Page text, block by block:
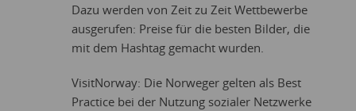
Dazu werden von Zeit zu Zeit Wettbewerbe
ausgerufen: Preise für die besten Bilder, die
mit dem Hashtag gemacht wurden.
VisitNorway: Die Norweger gelten als Best
Practice bei der Nutzung sozialer Netzwerke